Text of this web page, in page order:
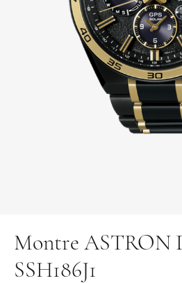
Montre ASTRON
SSH186J1